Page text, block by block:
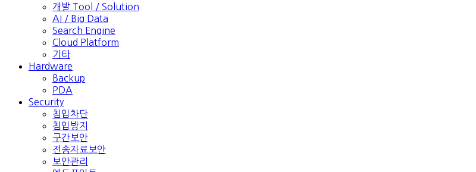
개발 Tool / Solution
AI / Big Data
Search Engine
Cloud Platform
기타
Hardware
Backup
PDA
Security
침입차단
침입방지
구간보안
전송자료보안
보안관리